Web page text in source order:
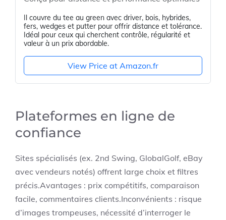
Il couvre du tee au green avec driver, bois, hybrides,
fers, wedges et putter pour offrir distance et tolérance.
Idéal pour ceux qui cherchent contrôle, régularité et
valeur à un prix abordable.
View Price at Amazon.fr
Plateformes en ligne de
confiance
Sites spécialisés (ex. 2nd Swing, GlobalGolf, eBay
avec vendeurs notés) offrent large choix et filtres
précis.Avantages : prix compétitifs, comparaison
facile, commentaires clients.Inconvénients : risque
d’images trompeuses, nécessité d’interroger le